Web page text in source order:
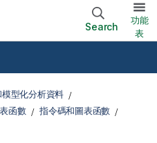
Search
功能
表
型化分析資料
函數
指令碼和圖表函數